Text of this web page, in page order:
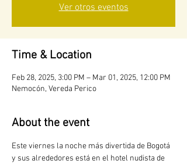
Ver otros eventos
Time & Location
Feb 28, 2025, 3:00 PM – Mar 01, 2025, 12:00 PM
Nemocón, Vereda Perico
About the event
Este viernes la noche más divertida de Bogotá
y sus alrededores está en el hotel nudista de